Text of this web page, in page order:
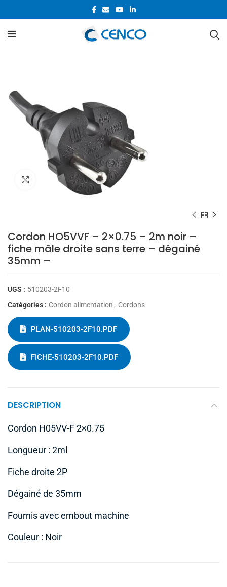
Cliquez pour agrandir
Cordon HO5VVF – 2×0.75 – 2m noir –
fiche mâle droite sans terre – dégainé
35mm –
UGS : 510203-2F10
Catégories : Cordon alimentation , Cordons
PLAN-510203-2F10.PDF
FICHE-510203-2F10.PDF
DESCRIPTION
Cordon H05VV-F 2×0.75
Longueur : 2ml
Fiche droite 2P
Dégainé de 35mm
Fournis avec embout machine
Couleur : Noir